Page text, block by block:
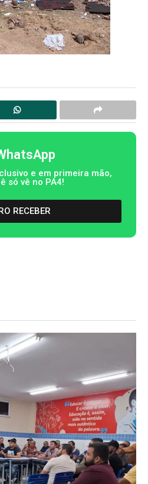
e em primeira mão,
só vê no PA4!
RECEBER